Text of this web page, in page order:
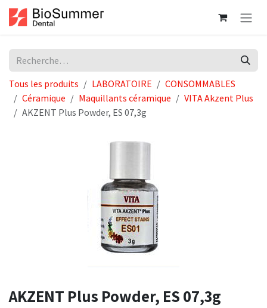
Se rendre au contenu
Tous les produits LABORATOIRE
CONSOMMABLES
Céramique
Maquillants céramique
VITA Akzent Plus
AKZENT Plus Powder, ES 07,3g
AKZENT Plus Powder, ES 07,3g